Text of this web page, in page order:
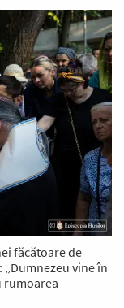
făcătoare de
vine în
rumoarea